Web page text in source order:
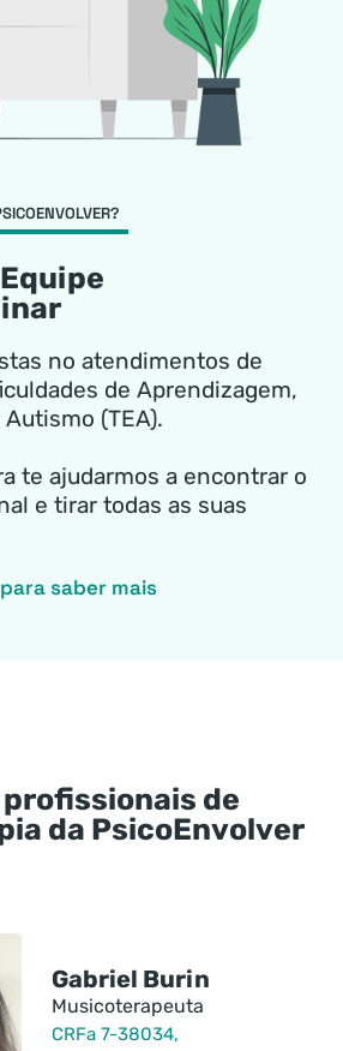
no atendimentos de
de Aprendizagem,
(TEA).
te ajudarmos a encontrar o
e tirar todas as suas
saber mais
profissionais de
da PsicoEnvolver
Gabriel Burin
Musicoterapeuta
CRFa 7-38034,